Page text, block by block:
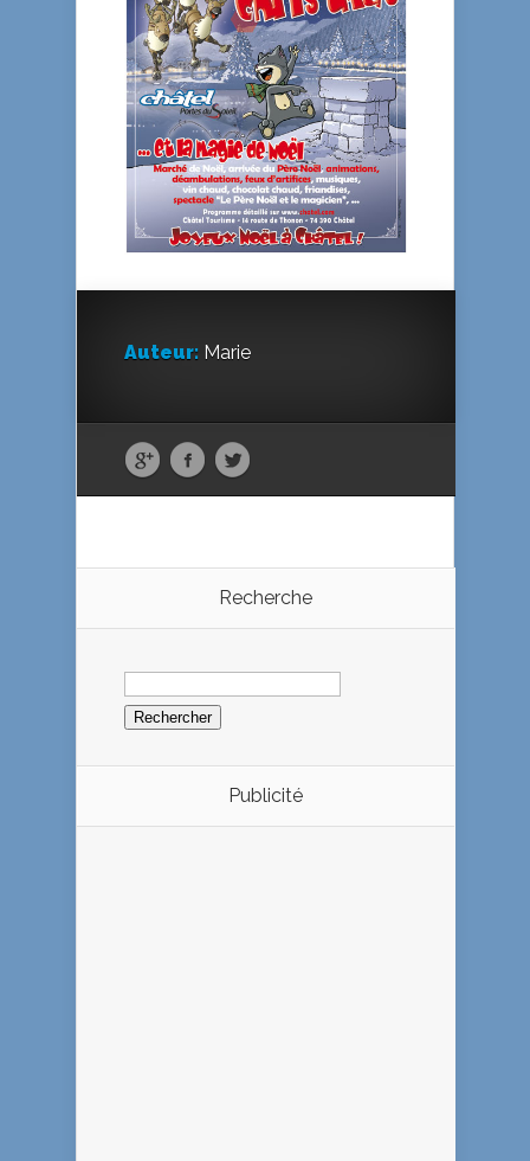
Auteur: Marie
Recherche
Rechercher :
Publicité